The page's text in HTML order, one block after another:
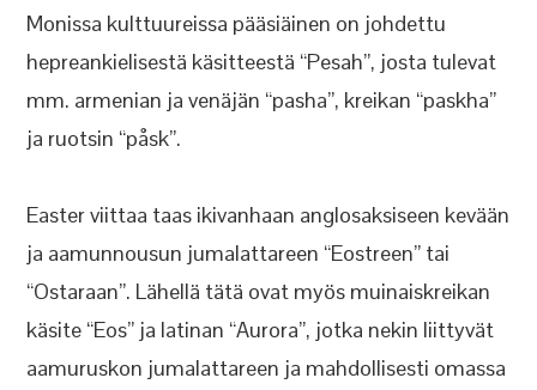
Monissa kulttuureissa pääsiäinen on johdettu
hepreankielisestä käsitteestä “Pesah”, josta tulevat
mm. armenian ja venäjän “pasha”, kreikan “paskha”
ja ruotsin “påsk”.
Easter viittaa taas ikivanhaan anglosaksiseen kevään
ja aamunnousun jumalattareen “Eostreen” tai
“Ostaraan”. Lähellä tätä ovat myös muinaiskreikan
käsite “Eos” ja latinan “Aurora”, jotka nekin liittyvät
aamuruskon jumalattareen ja mahdollisesti omassa